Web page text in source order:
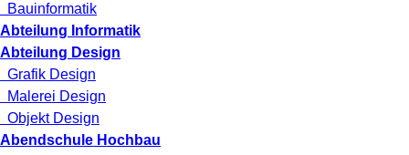
Bauinformatik
Abteilung Informatik
Abteilung Design
Grafik Design
Malerei Design
Objekt Design
Abendschule Hochbau